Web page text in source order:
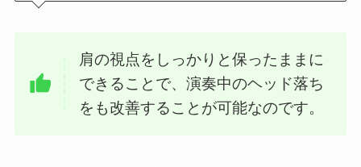
肩の視点をしっかりと保ったままに
できることで、演奏中のヘッド落ち
をも改善することが可能なのです。